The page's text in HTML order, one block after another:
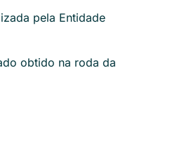
pela Entidade
obtido na roda da